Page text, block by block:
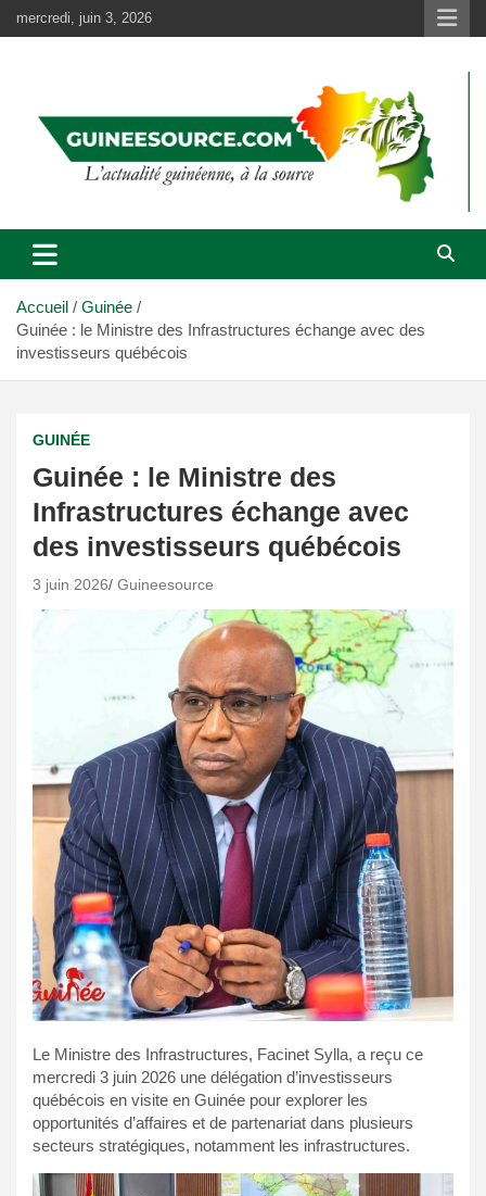
au
mercredi, juin 3, 2026
Accueil
Guinée
Guinée : le Ministre des Infrastructures échange avec des
investisseurs québécois
GUINÉE
Guinée : le Ministre des
Infrastructures échange avec
des investisseurs québécois
3 juin 2026 Guineesource
Le Ministre des Infrastructures, Facinet Sylla, a reçu ce
mercredi 3 juin 2026 une délégation d’investisseurs
québécois en visite en Guinée pour explorer les
opportunités d’affaires et de partenariat dans plusieurs
secteurs stratégiques, notamment les infrastructures.